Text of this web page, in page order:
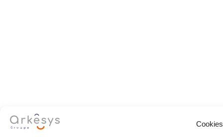
Cookies